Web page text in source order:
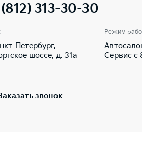
313-30-30
Петербург,
шоссе, д. 31а
Режим
Сервис с
звонок